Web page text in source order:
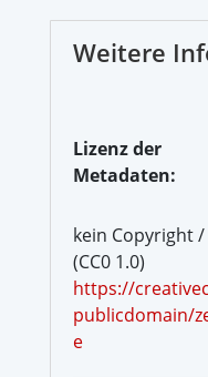
Weitere
Lizenz der
Metadaten:
kein Copyright
(CC0 1.0)
https://
publicdomain/
e